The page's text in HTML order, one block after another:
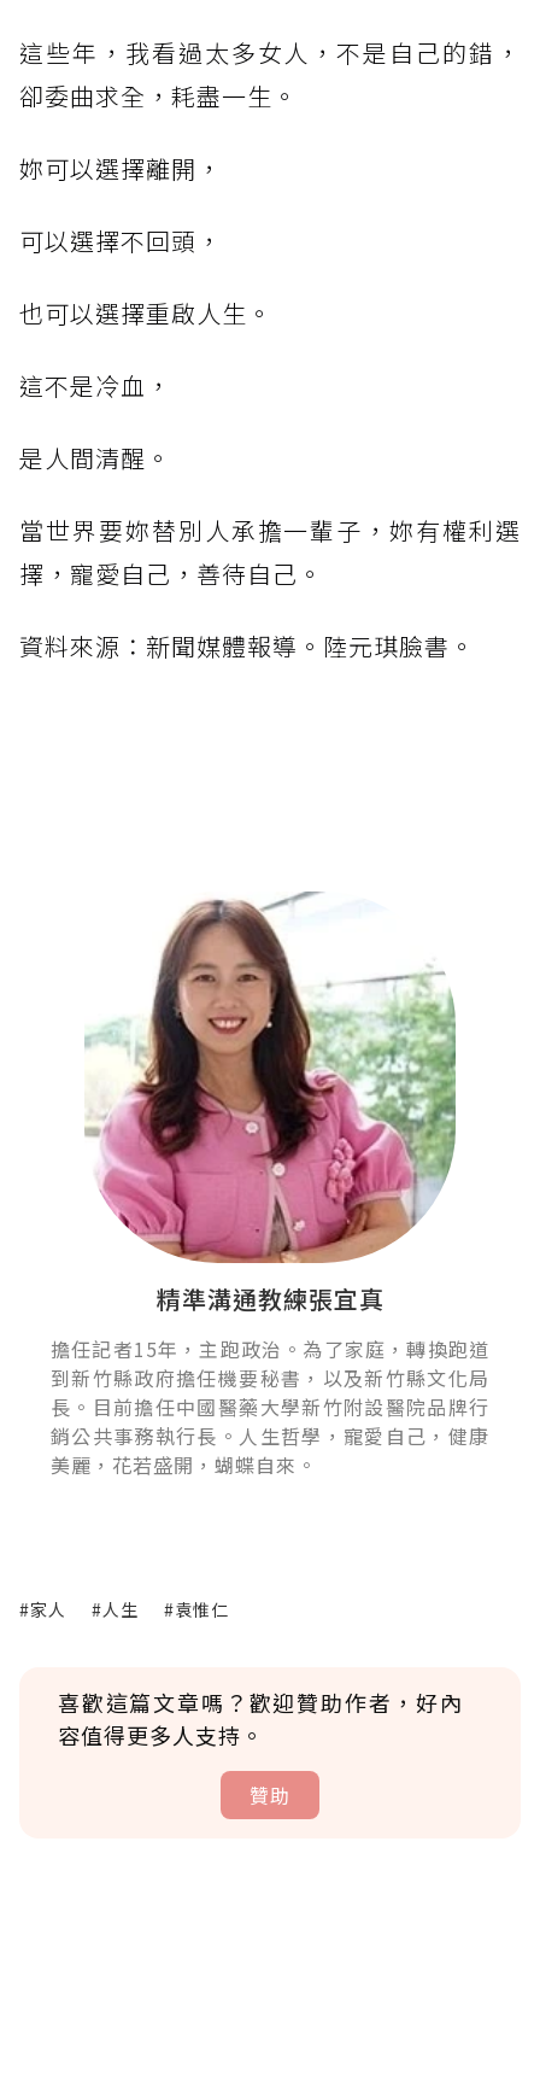
這些年，我看過太多女人，不是自己的錯，
卻委曲求全，耗盡一生。
妳可以選擇離開，
可以選擇不回頭，
也可以選擇重啟人生。
這不是冷血，
是人間清醒。
當世界要妳替別人承擔一輩子，妳有權利選
擇，寵愛自己，善待自己。
資料來源：新聞媒體報導。陸元琪臉書。
精準溝通教練張宜真
擔任記者15年，主跑政治。為了家庭，轉換跑道
到新竹縣政府擔任機要秘書，以及新竹縣文化局
長。目前擔任中國醫藥大學新竹附設醫院品牌行
銷公共事務執行長。人生哲學，寵愛自己，健康
美麗，花若盛開，蝴蝶自來。
#家人 #人生 #袁惟仁
喜歡這篇文章嗎？歡迎贊助作者，好內
容值得更多人支持。
贊助